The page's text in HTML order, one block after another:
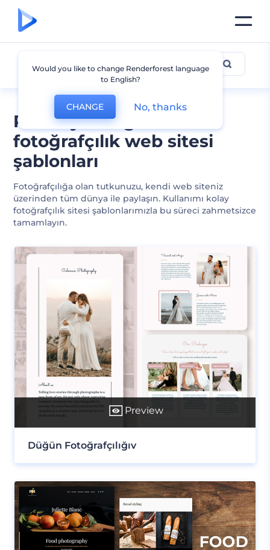
Profesyonel görünümlü
fotoğrafçılık web sitesi
şablonları
Fotoğrafçılığa olan tutkunuzu, kendi web siteniz
üzerinden tüm dünya ile paylaşın. Kullanımı kolay
fotoğrafçılık sitesi şablonlarımızla bu süreci zahmetsizce
tamamlayın.
Fotoğrafçılık
Preview
Düğün Fotoğrafçılığıv
Would you like to change Renderforest language
to English?
CHANGE No, thanks